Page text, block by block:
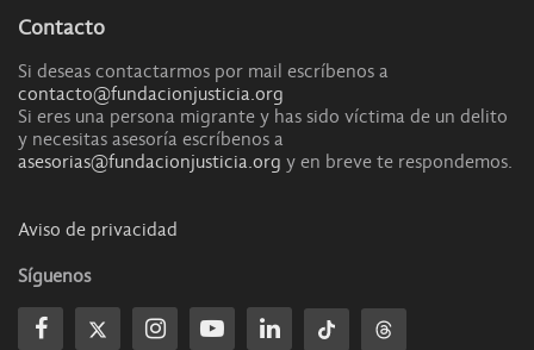
Contacto
Si deseas contactarmos por mail escríbenos a
contacto@fundacionjusticia.org
Si eres una persona migrante y has sido víctima de un delito
y necesitas asesoría escríbenos a
asesorias@fundacionjusticia.org y en breve te respondemos.
Aviso de privacidad
Síguenos